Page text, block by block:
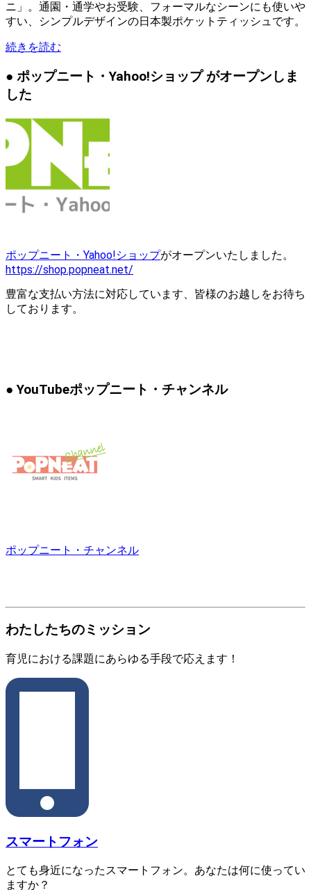
ニ」。通園・通学やお受験、フォーマルなシーンにも使いや
すい、シンプルデザインの日本製ポケットティッシュです。
続きを読む
● ポップニート・Yahoo!ショップ がオープンしま
した
ポップニート・Yahoo!ショップがオープンいたしました。
https://shop.popneat.net/
豊富な支払い方法に対応しています、皆様のお越しをお待ち
しております。
● YouTubeポップニート・チャンネル
ポップニート・チャンネル
わたしたちのミッション
育児における課題にあらゆる手段で応えます！
スマートフォン
とても身近になったスマートフォン。あなたは何に使ってい
ますか？